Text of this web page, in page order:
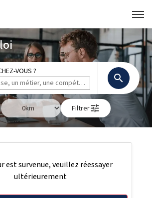
VOUS ?
search
Filtrertune
est survenue, veuillez réessayer
ultérieurement